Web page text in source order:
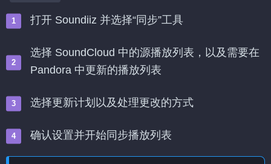
打开 Soundiiz 并选择“同步”工具
选择 SoundCloud 中的源播放列表，以及需要在
Pandora 中更新的播放列表
选择更新计划以及处理更改的方式
确认设置并开始同步播放列表